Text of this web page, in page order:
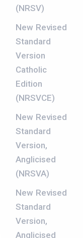
(NRSV)
New Revised
Standard
Version
Catholic
Edition
(NRSVCE)
New Revised
Standard
Version,
Anglicised
(NRSVA)
New Revised
Standard
Version,
Anglicised